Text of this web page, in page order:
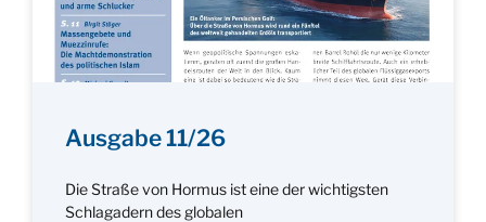
Ausgabe 11/26
Die Straße von Hormus ist eine der wichtigsten
Schlagadern des globalen